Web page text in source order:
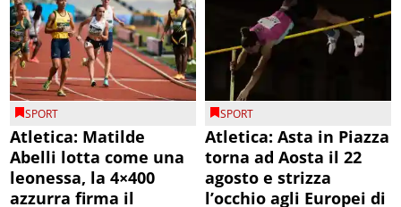
SPORT
Atletica: Matilde
Abelli lotta come una
leonessa, la 4×400
azzurra firma il
SPORT
Atletica: Asta in Piazza
torna ad Aosta il 22
agosto e strizza
l’occhio agli Europei di